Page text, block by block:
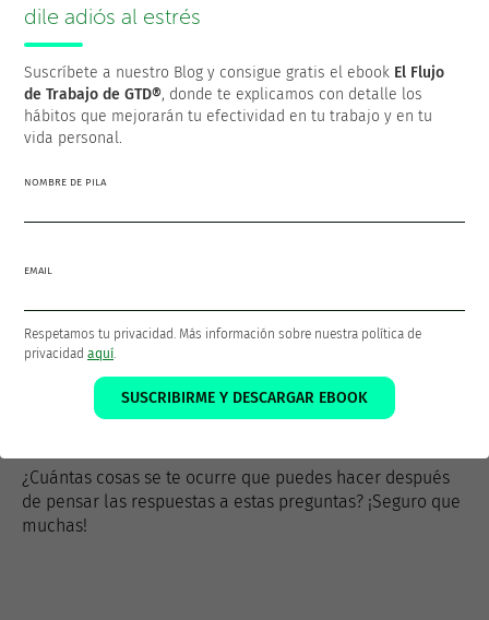
¿Qué es lo que más que gusta hacer?
¿Qué es lo que hago realmente bien?
¿Cómo trabajo más a gusto?
¿Cómo me relaciono con mis compañeros de
¿Qué cosas agradezco en mi vida y mi trabajo?
¿Me planteo con regularidad preguntas que me
sirvan de guía?
¿Cuántas cosas se te ocurre que puedes hacer después
de pensar las respuestas a estas preguntas? ¡Seguro que
muchas!
dile adiós al estrés
Suscríbete a nuestro Blog y consigue gratis el ebook El Flujo
de Trabajo de GTD®, donde te explicamos con detalle los
hábitos que mejorarán tu efectividad en tu trabajo y en tu
vida personal.
NOMBRE DE PILA
EMAIL
Respetamos tu privacidad. Más información sobre nuestra política de
privacidad aquí
SUSCRIBIRME Y DESCARGAR EBOOK